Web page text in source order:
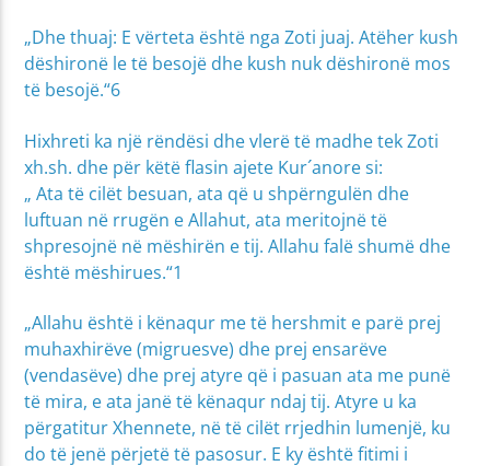
„Dhe thuaj: E vërteta është nga Zoti juaj. Atëher kush
dëshironë le të besojë dhe kush nuk dëshironë mos
të besojë.“6
Hixhreti ka një rëndësi dhe vlerë të madhe tek Zoti
xh.sh. dhe për këtë flasin ajete Kur´anore si:
„ Ata të cilët besuan, ata që u shpërngulën dhe
luftuan në rrugën e Allahut, ata meritojnë të
shpresojnë në mëshirën e tij. Allahu falë shumë dhe
është mëshirues.“1
„Allahu është i kënaqur me të hershmit e parë prej
muhaxhirëve (migruesve) dhe prej ensarëve
(vendasëve) dhe prej atyre që i pasuan ata me punë
të mira, e ata janë të kënaqur ndaj tij. Atyre u ka
përgatitur Xhennete, në të cilët rrjedhin lumenjë, ku
do të jenë përjetë të pasosur. E ky është fitimi i